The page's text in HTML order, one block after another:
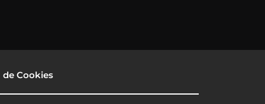
Cookies